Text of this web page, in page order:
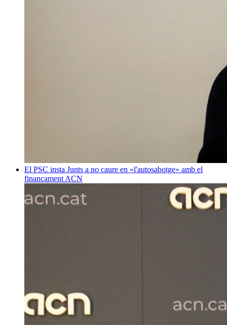
El PSC insta Junts a no caure en «l'autosabotge» amb el
finançament ACN